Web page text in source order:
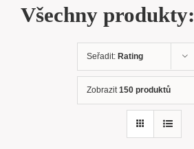
Všechny produkty:
Seřadit: Rating
Zobrazit 150 produktů